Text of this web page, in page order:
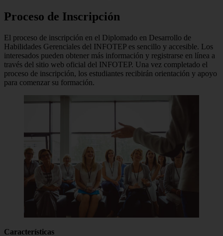
Proceso de Inscripción
El proceso de inscripción en el Diplomado en Desarrollo de
Habilidades Gerenciales del INFOTEP es sencillo y accesible. Los
interesados pueden obtener más información y registrarse en línea a
través del sitio web oficial del INFOTEP. Una vez completado el
proceso de inscripción, los estudiantes recibirán orientación y apoyo
para comenzar su formación.
Características